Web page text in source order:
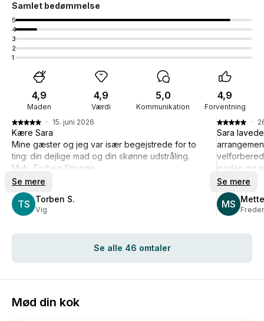
Samlet bedømmelse
5
4
3
2
1
Maden
4,9
Værdi
4,9
Kommunikation
5,0
Forventning
4,9
TS Torben S.
Vig
· 15. juni 2026
Kære Sara
Mine gæster og jeg var især begejstrede for to
ting: din dejlige mad og din skønne udstråling.
Mvh, Torben Strunge
Se mere
MS
·
Sara
maden og
kan
Se mere
Se alle 46 omtaler
Mød din kok